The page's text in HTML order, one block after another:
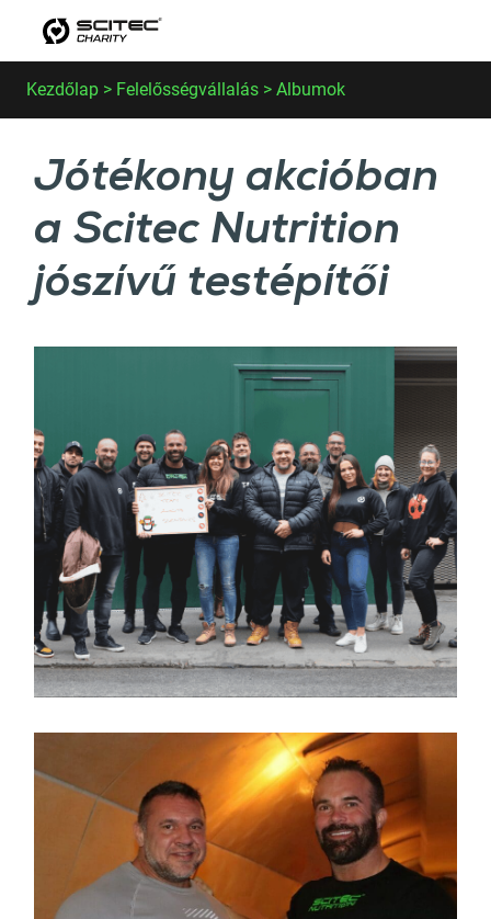
Kezdőlap > Felelősségvállalás > Albumok
Jótékony akcióban
a Scitec Nutrition
jószívű testépítői